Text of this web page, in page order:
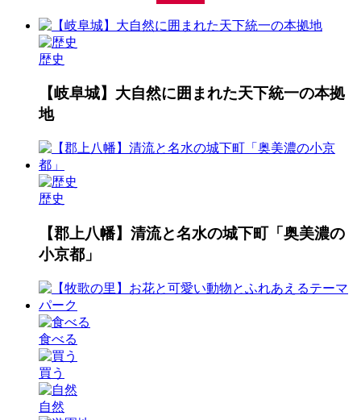
飛驒民俗村・飛驒の里｜飛驒高山の野外博
岩村城跡・岩村城下町
セラミックパークMINO
ストーンミュージアム博石館
星が見の杜
高鷲スノーパーク
ぎふワールド・ローズガーデン
忍者体験カフェ 高山
光ミュージアム
飛騨大鍾乳洞&大橋コレクション館
恵那峡ワンダーランド
飛騨・高山
ひるがの高原 牧歌の里
日本大正村
恵那川上屋
多治見市モザイクタイルミュージアム
馬籠宿
岐阜城
世界淡水魚園水族館 アクア・トト ぎふ
白川郷
養老の滝
奥飛騨温泉郷 平湯温泉
下呂温泉
土岐プレミアム・アウトレット
郡上八幡
付知峡
食品サンプル創作館 さんぷる工房
歴史
【岐阜城】大自然に囲まれた天下統一の本拠
地
歴史
【郡上八幡】清流と名水の城下町「奥美濃の
小京都」
食べる
買う
自然